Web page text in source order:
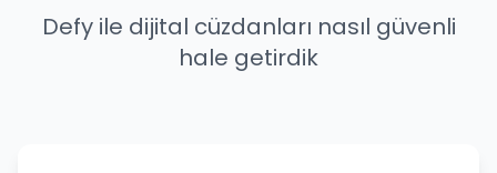
Defy ile dijital cüzdanları nasıl güvenli
hale getirdik